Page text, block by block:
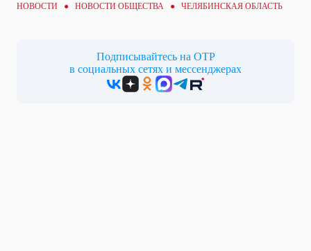
НОВОСТИ ● НОВОСТИ ОБЩЕСТВА ● ЧЕЛЯБИНСКАЯ ОБЛАСТЬ
Подписывайтесь на ОТР
в социальных сетях и мессенджерах